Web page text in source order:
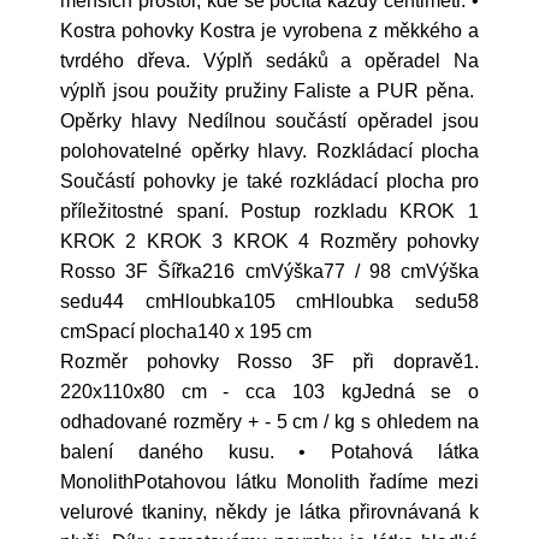
Kostra pohovky Kostra je vyrobena z měkkého a
tvrdého dřeva. Výplň sedáků a opěradel Na
výplň jsou použity pružiny Faliste a PUR pěna.
Opěrky hlavy Nedílnou součástí opěradel jsou
polohovatelné opěrky hlavy. Rozkládací plocha
Součástí pohovky je také rozkládací plocha pro
příležitostné spaní. Postup rozkladu KROK 1
KROK 2 KROK 3 KROK 4 Rozměry pohovky
Rosso 3F Šířka216 cmVýška77 / 98 cmVýška
sedu44 cmHloubka105 cmHloubka sedu58
cmSpací plocha140 x 195 cm
Rozměr pohovky Rosso 3F při dopravě1.
220x110x80 cm - cca 103 kgJedná se o
odhadované rozměry + - 5 cm / kg s ohledem na
balení daného kusu. • Potahová látka
MonolithPotahovou látku Monolith řadíme mezi
velurové tkaniny, někdy je látka přirovnávaná k